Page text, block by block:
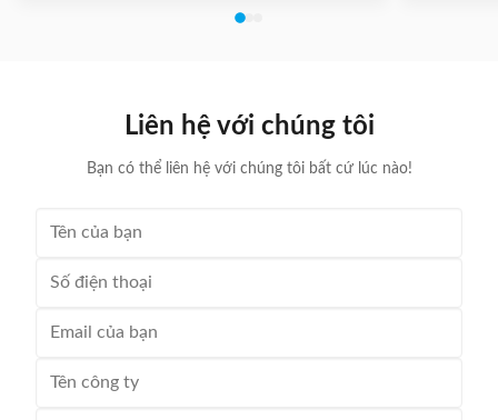
expanding blades is synchronous, no need two times
after expending. (1)
Liên hệ với chúng tôi
Bạn có thể liên hệ với chúng tôi bất cứ lúc nào!